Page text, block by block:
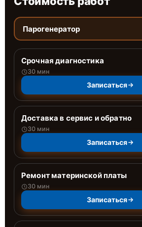
Парогенератор
Срочная диагностика
30 мин
Записаться
Доставка в сервис и обратно
30 мин
Записаться
Ремонт материнской платы
30 мин
Записаться